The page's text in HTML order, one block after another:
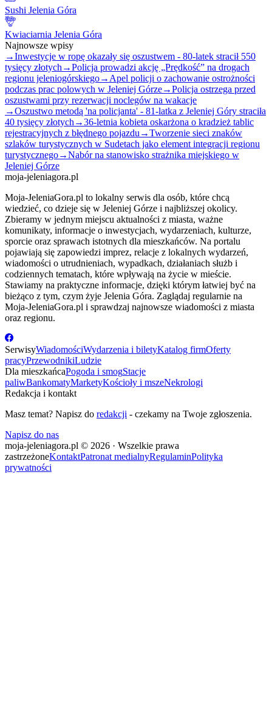
Sushi Jelenia Góra
Kwiaciarnia Jelenia Góra
Najnowsze wpisy
→Inwestycje w ropę okazały się oszustwem - 80-latek stracił 550
tysięcy złotych →Policja prowadzi akcję „Prędkość” na drogach
regionu jeleniogórskiego→ Apel policji o zachowanie ostrożności
podczas prac polowych w Jeleniej Górze→Policja ostrzega przed
oszustwami przy rezerwacji noclegów na wakacje
→Oszustwo metodą 'na policjanta' - 81-latka z Jeleniej Góry straciła
40 tysięcy złotych →36-letnia kobieta oskarżona o kradzież tablic
rejestracyjnych z błędnego pojazdu →Tworzenie sieci znaków
szlaków turystycznych w Sudetach jako element integracji regionu
turystycznego→Nabór na stanowisko strażnika miejskiego w
Jeleniej Górze
moja-jeleniagora.pl
Moja-JeleniaGora.pl to lokalny serwis dla osób, które chcą
wiedzieć, co dzieje się w Jeleniej Górze i najbliższej okolicy.
Zbieramy w jednym miejscu aktualności z miasta, ważne
komunikaty, informacje o inwestycjach, wydarzeniach, kulturze,
sporcie oraz sprawach istotnych dla mieszkańców. Na portalu
pojawiają się zapowiedzi imprez, relacje z lokalnych wydarzeń,
wiadomości o utrudnieniach, wypadkach, działaniach służb i
codziennych tematach, które wpływają na życie w mieście.
Stawiamy na praktyczne informacje, dzięki którym łatwiej być na
bieżąco z tym, czym żyje Jelenia Góra. Zaglądaj regularnie na
Moja-JeleniaGora.pl i sprawdzaj najnowsze wiadomości z miasta
oraz regionu.
SerwisyWiadomościWydarzenia i biletyKatalog firmOferty
pracyPrzewodnikiLudzie
Dla mieszkańcaPogoda i smogStacje
paliwBankomatyMarketyKościoły i mszeNekrologi
Redakcja i kontakt
Masz temat? Napisz do redakcji - czekamy na Twoje zgłoszenia.
Napisz do nas
moja-jeleniagora.pl © 2026 · Wszelkie prawa
zastrzeżoneKontaktPatronat medialnyRegulaminPolityka
prywatności